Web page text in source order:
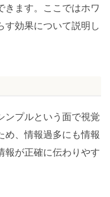
きます。ここではホワ
す効果について説明し
ンプルという面で視覚
め、情報過多にも情報
報が正確に伝わりやす